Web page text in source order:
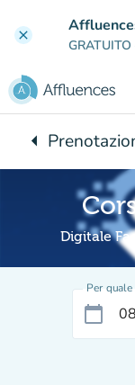
clear
GRATUITO
arrow_leftTorna a:
Digitale
Per
calendar_today